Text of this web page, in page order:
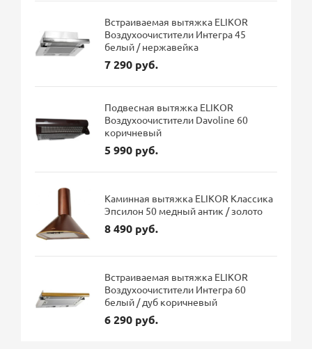
Встраиваемая вытяжка ELIKOR
Воздухоочистители Интегра 45
белый / нержавейка
7 290 руб.
Подвесная вытяжка ELIKOR
Воздухоочистители Davoline 60
коричневый
5 990 руб.
Каминная вытяжка ELIKOR Классика
Эпсилон 50 медный антик / золото
8 490 руб.
Встраиваемая вытяжка ELIKOR
Воздухоочистители Интегра 60
белый / дуб коричневый
6 290 руб.